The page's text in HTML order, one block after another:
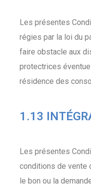
Les présentes
régies par la loi du
faire obstacle aux
protectrices
résidence des
1.13
Les présentes
conditions de vente
le bon ou la